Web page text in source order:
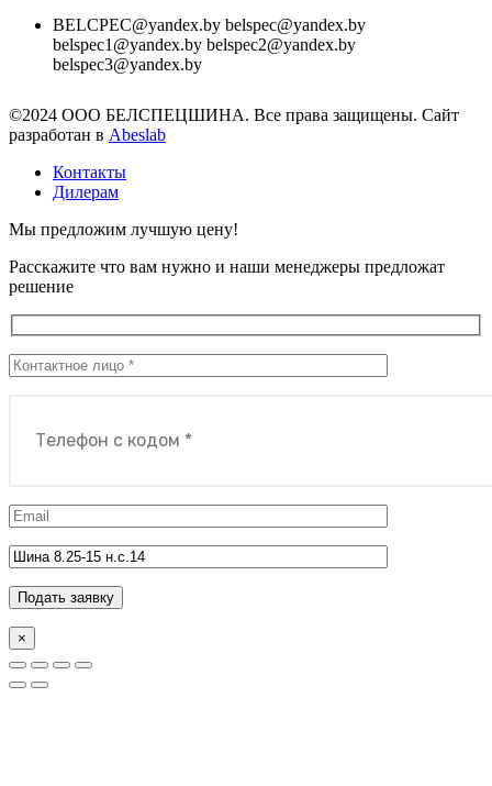
BELCPEC@yandex.by belspec@yandex.by
belspec1@yandex.by belspec2@yandex.by
belspec3@yandex.by
©2024 ООО БЕЛСПЕЦШИНА. Все права защищены. Сайт
разработан в Abeslab
Контакты
Дилерам
Мы предложим лучшую цену!
Расскажите что вам нужно и наши менеджеры предложат
решение
Подать заявку
×